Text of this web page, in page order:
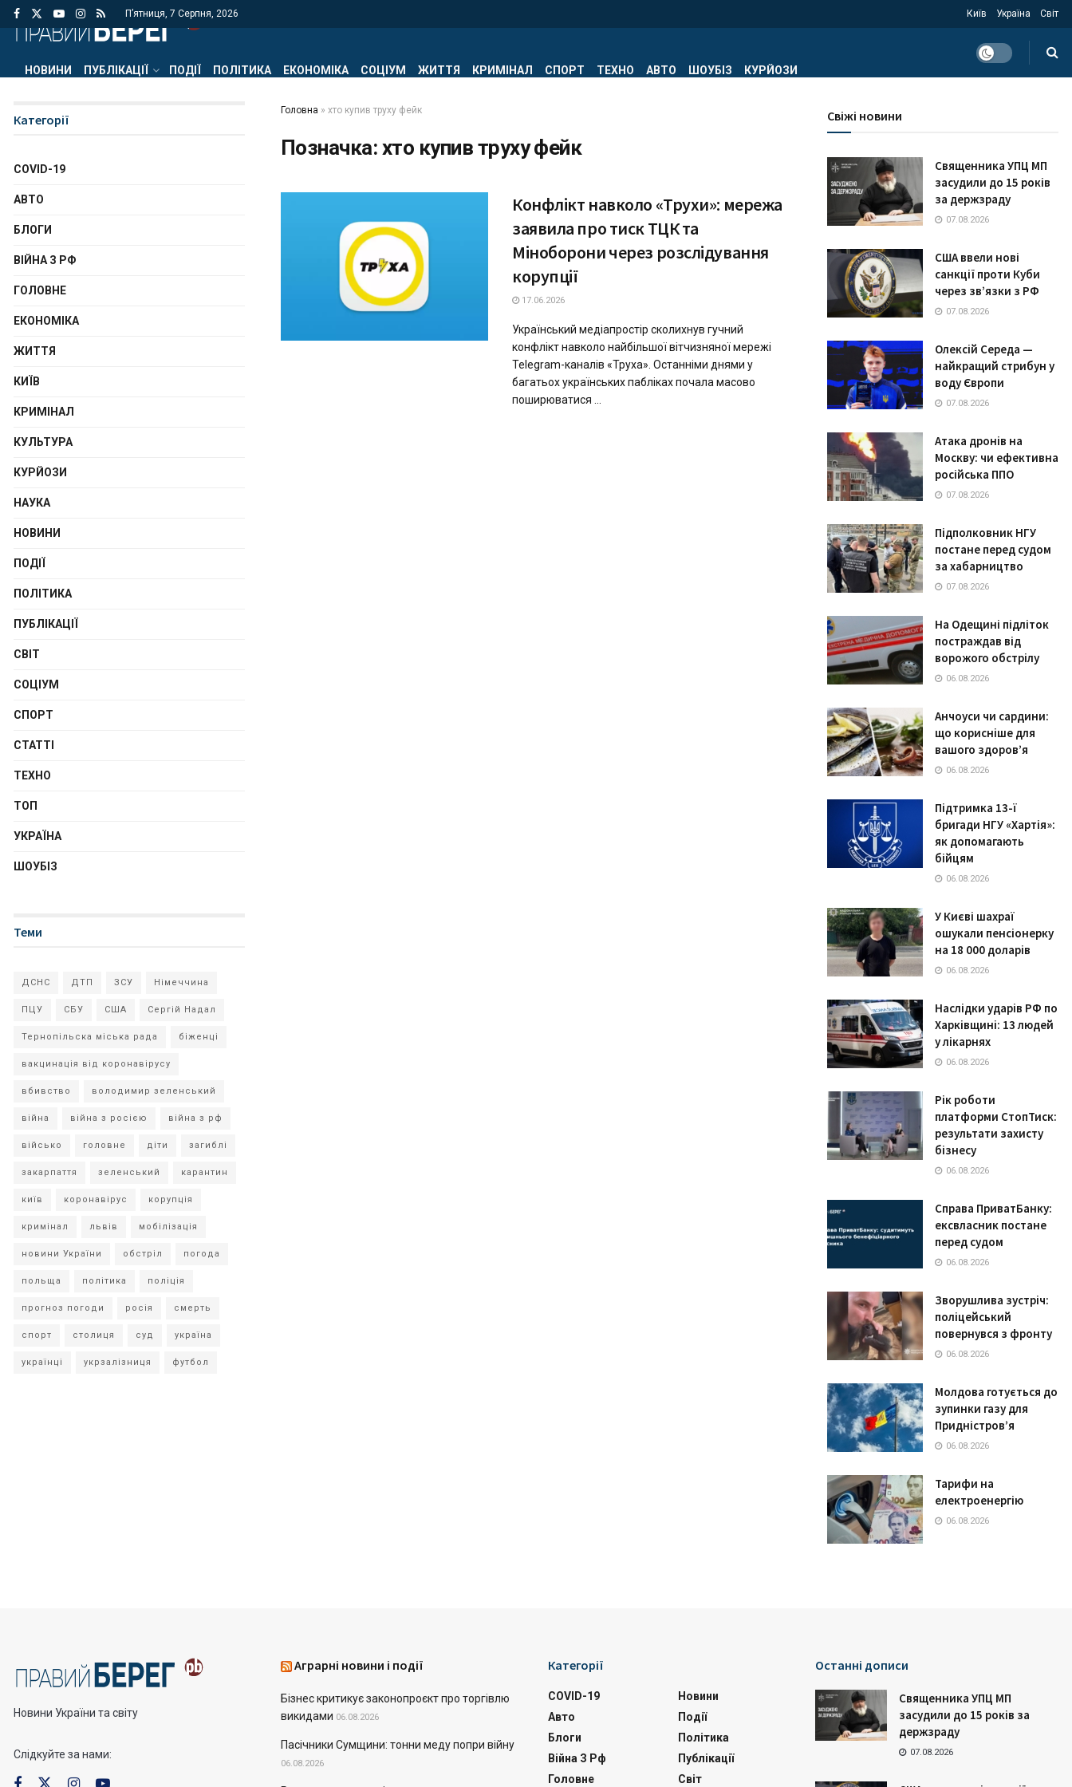
П’ятниця, 7 Серпня, 2026 Київ Україна Світ
НОВИНИ ПУБЛІКАЦІЇ ПОДІЇ ПОЛІТИКА ЕКОНОМІКА СОЦІУМ ЖИТТЯ КРИМІНАЛ СПОРТ ТЕХНО АВТО ШОУБІЗ КУРЙОЗИ
Головна » хто купив труху фейк
Позначка: хто купив труху фейк
Конфлікт навколо «Трухи»: мережа
заявила про тиск ТЦК та
Міноборони через розслідування
корупції
17.06.2026
Український медіапростір сколихнув гучний
конфлікт навколо найбільшої вітчизняної мережі
Telegram-каналів «Труха». Останніми днями у
багатьох українських пабліках почала масово
поширюватися ...
Категорії
COVID-19
АВТО
БЛОГИ
ВІЙНА З РФ
ГОЛОВНЕ
ЕКОНОМІКА
ЖИТТЯ
КИЇВ
КРИМІНАЛ
КУЛЬТУРА
КУРЙОЗИ
НАУКА
НОВИНИ
ПОДІЇ
ПОЛІТИКА
ПУБЛІКАЦІЇ
СВІТ
СОЦІУМ
СПОРТ
СТАТТІ
ТЕХНО
ТОП
УКРАЇНА
ШОУБІЗ
Теми
ДСНС ДТП ЗСУ Німеччина
ПЦУ СБУ США Сергій Надал
Тернопільска міська рада біженці
вакцинація від коронавірусу
вбивство володимир зеленський
війна війна з росією війна з рф
військо головне діти загиблі
закарпаття зеленський карантин
київ коронавірус корупція
кримінал львів мобілізація
новини України обстріл погода
польща політика поліція
прогноз погоди росія смерть
спорт столиця суд україна
українці укрзалізниця футбол
Свіжі новини
Священника УПЦ МП
засудили до 15 років
за держзраду
07.08.2026
США ввели нові
санкції проти Куби
через зв’язки з РФ
07.08.2026
Олексій Середа —
найкращий стрибун у
воду Європи
07.08.2026
Атака дронів на
Москву: чи ефективна
російська ППО
07.08.2026
Підполковник НГУ
постане перед судом
за хабарництво
07.08.2026
На Одещині підліток
постраждав від
ворожого обстрілу
06.08.2026
Анчоуси чи сардини:
що корисніше для
вашого здоров’я
06.08.2026
Підтримка 13-ї
бригади НГУ «Хартія»:
як допомагають
бійцям
06.08.2026
У Києві шахраї
ошукали пенсіонерку
на 18 000 доларів
06.08.2026
Наслідки ударів РФ по
Харківщині: 13 людей
у лікарнях
06.08.2026
Рік роботи
платформи СтопТиск:
результати захисту
бізнесу
06.08.2026
Справа ПриватБанку:
ексвласник постане
перед судом
06.08.2026
Зворушлива зустріч:
поліцейський
повернувся з фронту
06.08.2026
Молдова готується до
зупинки газу для
Придністров’я
06.08.2026
Тарифи на
електроенергію
06.08.2026
Новини України та світу
Слідкуйте за нами:
Аграрні новини і події
Бізнес критикує законопроєкт про торгівлю
викидами 06.08.2026
Пасічники Сумщини: тонни меду попри війну
06.08.2026
Категорії
COVID-19
Авто
Блоги
Війна З Рф
Головне
Новини
Події
Політика
Публікації
Світ
Останні дописи
Священника УПЦ МП
засудили до 15 років за
держзраду
07.08.2026